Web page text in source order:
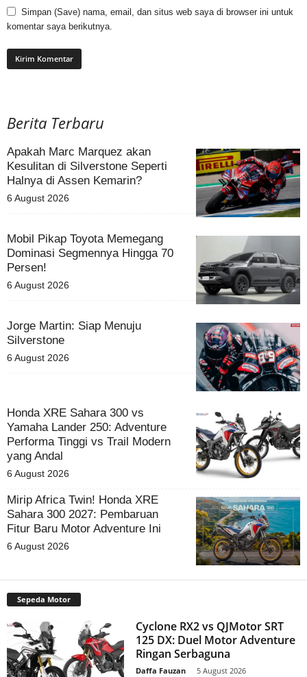
Simpan (Save) nama, email, dan situs web saya di browser ini untuk
komentar saya berikutnya.
Berita Terbaru
Apakah Marc Marquez akan
Kesulitan di Silverstone Seperti
Halnya di Assen Kemarin?
6 August 2026
Mobil Pikap Toyota Memegang
Dominasi Segmennya Hingga 70
Persen!
6 August 2026
Jorge Martin: Siap Menuju
Silverstone
6 August 2026
Honda XRE Sahara 300 vs
Yamaha Lander 250: Adventure
Performa Tinggi vs Trail Modern
yang Andal
6 August 2026
Mirip Africa Twin! Honda XRE
Sahara 300 2027: Pembaruan
Fitur Baru Motor Adventure Ini
6 August 2026
Sepeda Motor
Cyclone RX2 vs QJMotor SRT
125 DX: Duel Motor Adventure
Ringan Serbaguna
Daffa Fauzan 5 August 2026